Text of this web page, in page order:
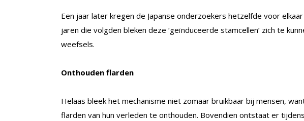
Een jaar later kregen de Japanse onderzoekers hetzelfde voor
jaren die volgden bleken deze ‘geïnduceerde stamcellen’ zich te
weefsels.
Onthouden flarden
Helaas bleek het mechanisme niet zomaar bruikbaar bij mensen,
flarden van hun verleden te onthouden. Bovendien ontstaat er